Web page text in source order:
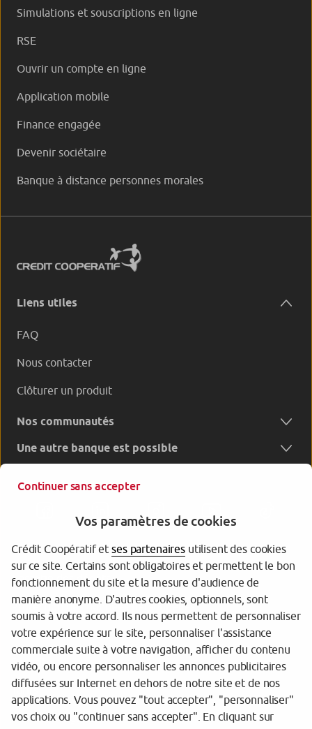
Simulations et souscriptions en ligne
RSE
Ouvrir un compte en ligne
Application mobile
Finance engagée
Devenir sociétaire
Banque à distance personnes morales
Liens utiles
FAQ
Nous contacter
Clôturer un produit
Nos communautés
Une autre banque est possible
Garantie des dépôts
Protection des données personnelles
Gestion des cookies
Sécurité
Tarifs
Mentions légales
Continuer sans accepter
Vos paramètres de cookies
Crédit Coopératif etses partenairesutilisent des cookies
sur ce site. Certains sont obligatoires et permettent le bon
fonctionnement du site et la mesure d'audience de
manière anonyme. D'autres cookies, optionnels, sont
soumis à votre accord. Ils nous permettent de personnaliser
votre expérience sur le site, personnaliser l'assistance
commerciale suite à votre navigation, afficher du contenu
vidéo, ou encore personnaliser les annonces publicitaires
diffusées sur Internet en dehors de notre site et de nos
applications. Vous pouvez "tout accepter", "personnaliser"
vos choix ou "continuer sans accepter". En cliquant sur